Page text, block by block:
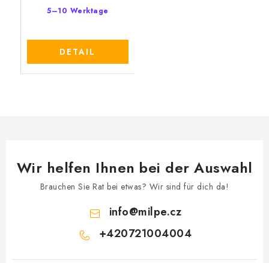
5–10 Werktage
DETAIL
Wir helfen Ihnen bei der Auswahl
Brauchen Sie Rat bei etwas? Wir sind für dich da!
info@milpe.cz
+420721004004